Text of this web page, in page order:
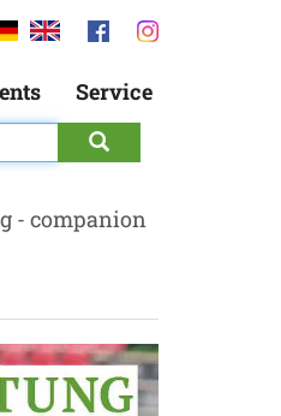
Service
- companion